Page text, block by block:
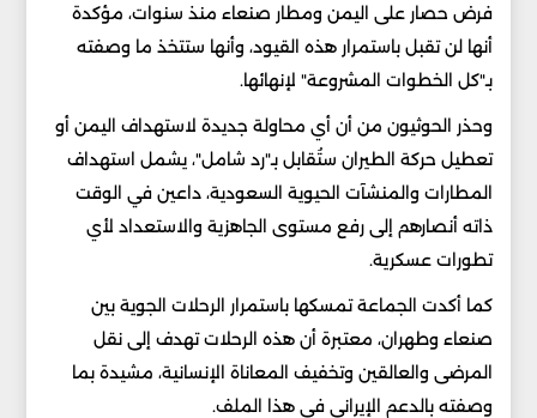
فرض حصار على اليمن ومطار صنعاء منذ سنوات، مؤكدة
أنها لن تقبل باستمرار هذه القيود، وأنها ستتخذ ما وصفته
بـ"كل الخطوات المشروعة" لإنهائها.
وحذر الحوثيون من أن أي محاولة جديدة لاستهداف اليمن أو
تعطيل حركة الطيران ستُقابل بـ"رد شامل"، يشمل استهداف
المطارات والمنشآت الحيوية السعودية، داعين في الوقت
ذاته أنصارهم إلى رفع مستوى الجاهزية والاستعداد لأي
تطورات عسكرية.
كما أكدت الجماعة تمسكها باستمرار الرحلات الجوية بين
صنعاء وطهران، معتبرة أن هذه الرحلات تهدف إلى نقل
المرضى والعالقين وتخفيف المعاناة الإنسانية، مشيدة بما
وصفته بالدعم الإيراني في هذا الملف.